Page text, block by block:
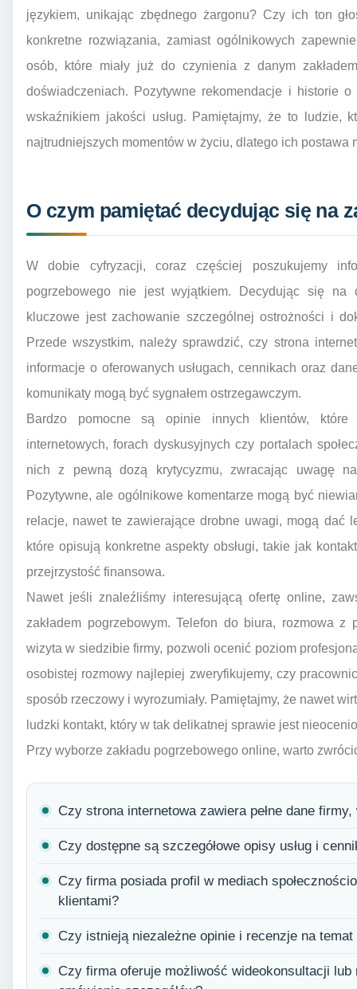
językiem, unikając zbędnego żargonu? Czy ich ton
konkretne rozwiązania, zamiast ogólnikowych
osób, które miały już do czynienia z danym
doświadczeniach. Pozytywne rekomendacje i historie
wskaźnikiem jakości usług. Pamiętajmy, że to ludzie,
najtrudniejszych momentów w życiu, dlatego ich postawa
O czym pamiętać decydując się na
W dobie cyfryzacji, coraz częściej poszukujemy
pogrzebowego nie jest wyjątkiem. Decydując się na
kluczowe jest zachowanie szczególnej ostrożności i
Przede wszystkim, należy sprawdzić, czy strona
informacje o oferowanych usługach, cennikach oraz
komunikaty mogą być sygnałem ostrzegawczym.
Bardzo pomocne są opinie innych klientów,
internetowych, forach dyskusyjnych czy portalach
nich z pewną dozą krytycyzmu, zwracając uwagę
Pozytywne, ale ogólnikowe komentarze mogą być
relacje, nawet te zawierające drobne uwagi, mogą dać
które opisują konkretne aspekty obsługi, takie jak
przejrzystość finansowa.
Nawet jeśli znaleźliśmy interesującą ofertę online,
zakładem pogrzebowym. Telefon do biura, rozmowa
wizyta w siedzibie firmy, pozwoli ocenić poziom
osobistej rozmowy najlepiej zweryfikujemy, czy
sposób rzeczowy i wyrozumiały. Pamiętajmy, że nawet
ludzki kontakt, który w tak delikatnej sprawie jest
Przy wyborze zakładu pogrzebowego online, warto
Czy strona internetowa zawiera pełne dane
Czy dostępne są szczegółowe opisy usług i
Czy firma posiada profil w mediach
klientami?
Czy istnieją niezależne opinie i recenzje na
Czy firma oferuje możliwość wideokonsultacji